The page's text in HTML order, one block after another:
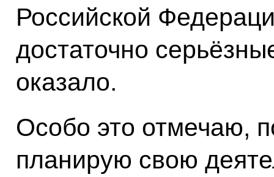
Российской
достаточно
оказало.
Особо это отмечаю,
планирую свою